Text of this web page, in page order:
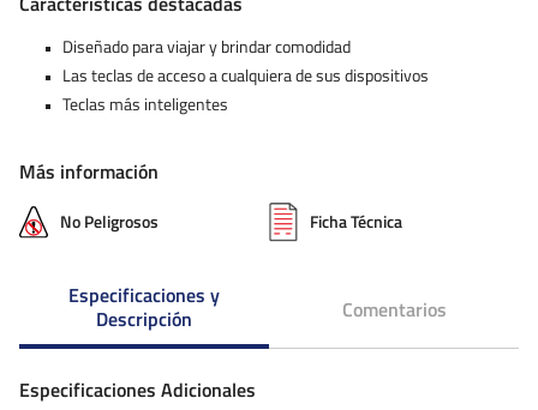
Diseñado para viajar y brindar comodidad
Las teclas de acceso a cualquiera de sus dispositivos
Teclas más inteligentes
Más información
No Peligrosos Ficha Técnica
Especificaciones y
Descripción
Comentarios
Especificaciones Adicionales